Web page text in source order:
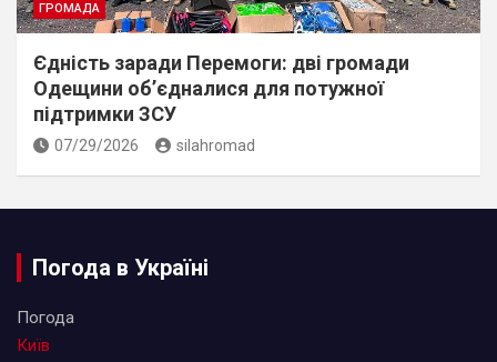
ГРОМАДА
Єдність заради Перемоги: дві громади
Одещини об’єдналися для потужної
підтримки ЗСУ
07/29/2026 silahromad
Погода в Україні
Погода
Київ